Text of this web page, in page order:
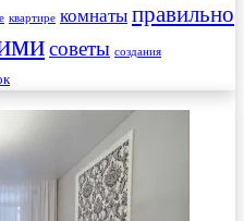
квартире комнаты правильно
советы создания